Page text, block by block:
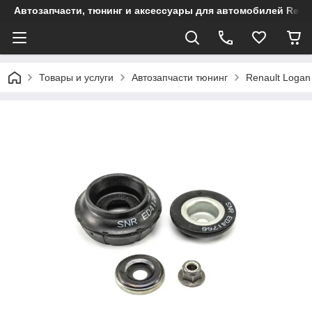
Автозапчасти, тюнинг и аксессуары для автомобилей
Товары и услуги Автозапчасти тюнинг Renault Logan